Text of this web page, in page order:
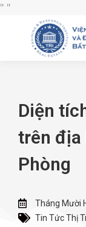
" "
Diện
trên địa
Phòng
Tháng Mười
Tin Tức Thị